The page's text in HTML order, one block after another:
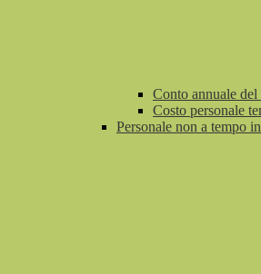
Conto annuale del
Costo personale
Personale non a tempo